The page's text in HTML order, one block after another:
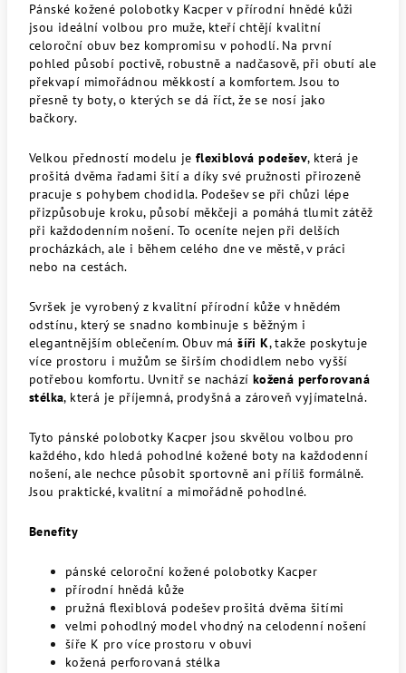
Pánské kožené polobotky Kacper v přírodní hnědé kůži
jsou ideální volbou pro muže, kteří chtějí kvalitní
celoroční obuv bez kompromisu v pohodlí. Na první
pohled působí poctivě, robustně a nadčasově, při obutí ale
překvapí mimořádnou měkkostí a komfortem. Jsou to
přesně ty boty, o kterých se dá říct, že se nosí jako
bačkory.
Velkou předností modelu je flexiblová podešev, která je
prošitá dvěma řadami šití a díky své pružnosti přirozeně
pracuje s pohybem chodidla. Podešev se při chůzi lépe
přizpůsobuje kroku, působí měkčeji a pomáhá tlumit zátěž
při každodenním nošení. To oceníte nejen při delších
procházkách, ale i během celého dne ve městě, v práci
nebo na cestách.
Svršek je vyrobený z kvalitní přírodní kůže v hnědém
odstínu, který se snadno kombinuje s běžným i
elegantnějším oblečením. Obuv mášíři K, takže poskytuje
více prostoru i mužům se širším chodidlem nebo vyšší
potřebou komfortu. Uvnitř se nachází kožená perforovaná
stélka, která je příjemná, prodyšná a zároveň vyjímatelná.
Tyto pánské polobotky Kacper jsou skvělou volbou pro
každého, kdo hledá pohodlné kožené boty na každodenní
nošení, ale nechce působit sportovně ani příliš formálně.
Jsou praktické, kvalitní a mimořádně pohodlné.
Benefity
pánské celoroční kožené polobotky Kacper
přírodní hnědá kůže
pružná flexiblová podešev prošitá dvěma šitími
velmi pohodlný model vhodný na celodenní nošení
šíře K pro více prostoru v obuvi
kožená perforovaná stélka